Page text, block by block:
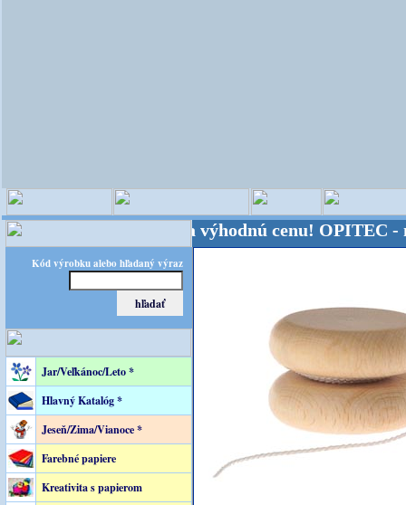
Kód výrobku alebo hľadaný výraz
Jar/Veľkánoc/Leto *
Hlavný Katalóg *
Jeseň/Zima/Vianoce *
Farebné papiere
Kreativita s papierom
- Kvalita za výhodnú cenu! OPITEC -